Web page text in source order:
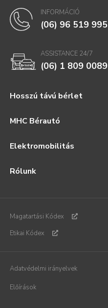
Hosszú távú bérlet
MHC Bérautó
Elektromobilitás
Rólunk
INFORMÁCIÓ
(06) 96 519 995
ASSISTANCE 24/7
(06) 1 809 0089
Magatartási Kódex
Etikai Kódex
Adatvédelmi irányelvek
Előírások